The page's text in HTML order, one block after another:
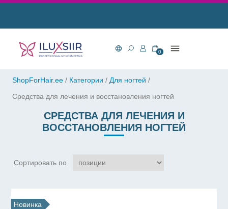
0
ShopForHair.ee / Категории / Для ногтей /
Средства для лечения и восстановления ногтей
СРЕДСТВА ДЛЯ ЛЕЧЕНИЯ И
ВОССТАНОВЛЕНИЯ НОГТЕЙ
Сортировать по
Новинка